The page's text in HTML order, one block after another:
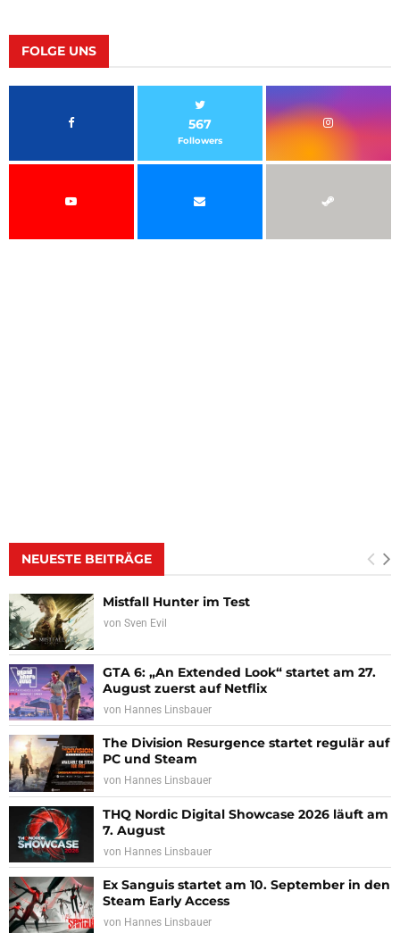
FOLGE UNS
567
Followers
NEUESTE BEITRÄGE
Mistfall Hunter im Test
von Sven Evil
GTA 6: „An Extended Look“ startet am 27.
August zuerst auf Netflix
von Hannes Linsbauer
The Division Resurgence startet regulär auf
PC und Steam
von Hannes Linsbauer
THQ Nordic Digital Showcase 2026 läuft am
7. August
von Hannes Linsbauer
Ex Sanguis startet am 10. September in den
Steam Early Access
von Hannes Linsbauer